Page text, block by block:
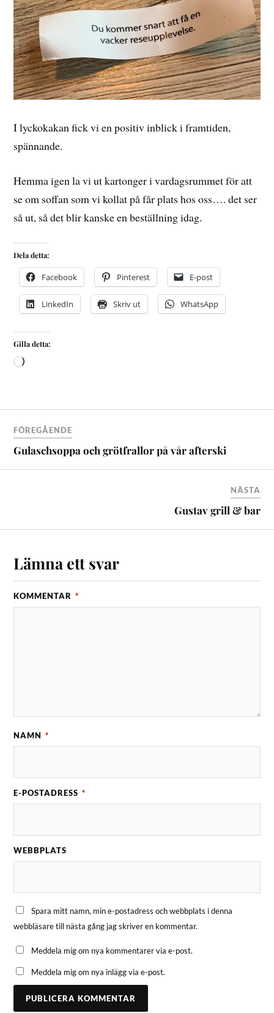
I lyckokakan fick vi en positiv inblick i framtiden,
spännande.
Hemma igen la vi ut kartonger i vardagsrummet för att
se om soffan som vi kollat på får plats hos oss…. det ser
så ut, så det blir kanske en beställning idag.
Dela detta:
Facebook Pinterest E-post
LinkedIn Skriv ut WhatsApp
Gilla detta:
FÖREGÅENDE
Gulaschsoppa och grötfrallor på vår afterski
NÄSTA
Gustav grill & bar
Lämna ett svar
KOMMENTAR *
NAMN *
E-POSTADRESS *
WEBBPLATS
Spara mitt namn, min e-postadress och webbplats i denna
webbläsare till nästa gång jag skriver en kommentar.
Meddela mig om nya kommentarer via e-post.
Meddela mig om nya inlägg via e-post.